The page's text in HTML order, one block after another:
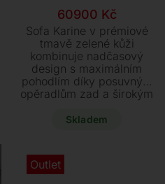
Původní
cena
byla:
73400 Kč.
60900 Kč
Aktuální
cena
je:
60900 Kč.
Sofa Karine v prémiové
tmavě zelené kůži
kombinuje nadčasový
design s maximálním
pohodlím díky posuvným
opěradlům zad a širokým
nohy dodávají této
každý moderní interiér.
Využijte akční nabídku a
Skladem
Outlet